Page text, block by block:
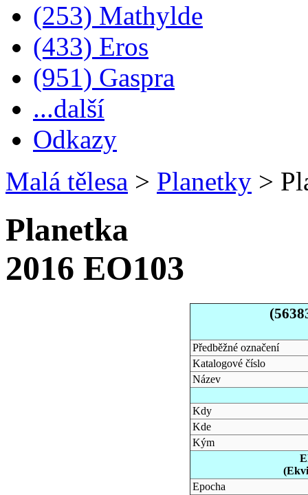
(253) Mathylde
(433) Eros
(951) Gaspra
...další
Odkazy
Malá tělesa > Planetky >
Planetka
2016 EO103
Předběžné označení
Katalogové číslo
Název
Kdy
Kde
Kým
Epocha